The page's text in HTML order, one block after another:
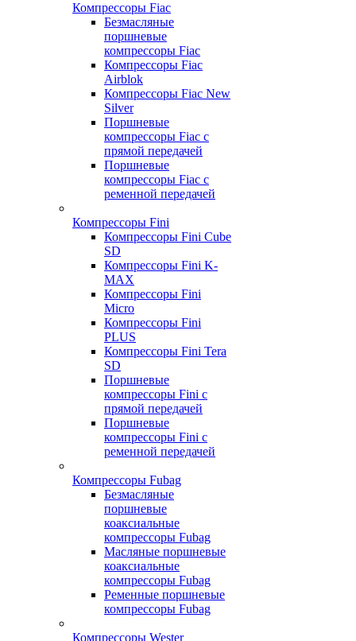
Компрессоры Fiac
Безмасляные
поршневые
компрессоры Fiac
Компрессоры Fiac
Airblok
Компрессоры Fiac New
Silver
Поршневые
компрессоры Fiac с
прямой передачей
Поршневые
компрессоры Fiac с
ременной передачей
Компрессоры Fini
Компрессоры Fini Cube
SD
Компрессоры Fini K-
MAX
Компрессоры Fini
Micro
Компрессоры Fini
PLUS
Компрессоры Fini Tera
SD
Поршневые
компрессоры Fini с
прямой передачей
Поршневые
компрессоры Fini с
ременной передачей
Компрессоры Fubag
Безмасляные
поршневые
коаксиальные
компрессоры Fubag
Масляные поршневые
коаксиальные
компрессоры Fubag
Ременные поршневые
компрессоры Fubag
Компрессоры Wester